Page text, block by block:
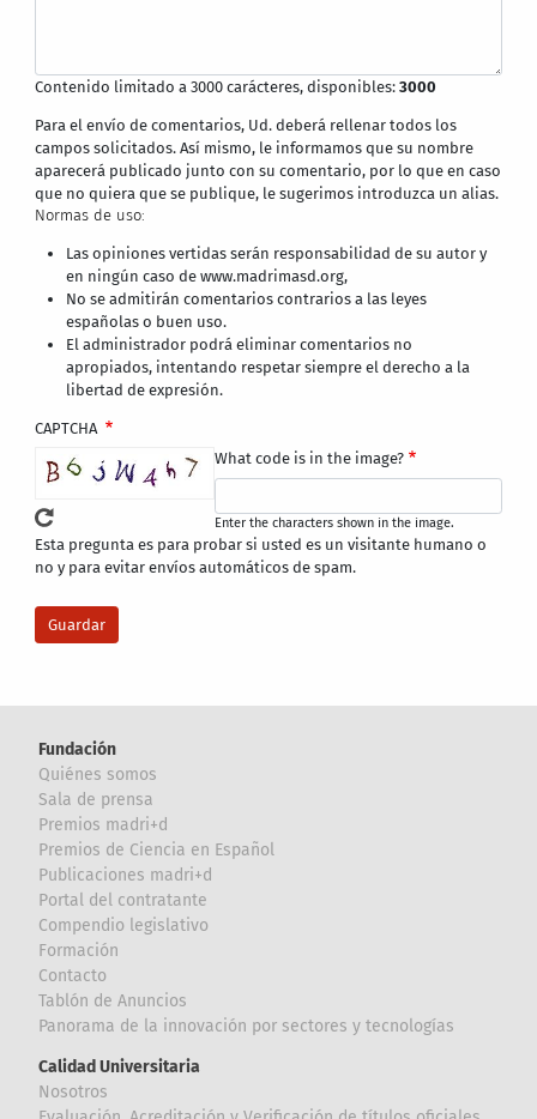
Contenido limitado a 3000 carácteres, disponibles:3000
Para el envío de comentarios, Ud. deberá rellenar todos los
campos solicitados. Así mismo, le informamos que su nombre
aparecerá publicado junto con su comentario, por lo que en caso
que no quiera que se publique, le sugerimos introduzca un alias.
Normas de uso:
Las opiniones vertidas serán responsabilidad de su autor y
en ningún caso de www.madrimasd.org,
No se admitirán comentarios contrarios a las leyes
españolas o buen uso.
El administrador podrá eliminar comentarios no
apropiados, intentando respetar siempre el derecho a la
libertad de expresión.
CAPTCHA
What code is in the image?
Enter the characters shown in the image.
Esta pregunta es para probar si usted es un visitante humano o
no y para evitar envíos automáticos de spam.
Fundación
Quiénes somos
Sala de prensa
Premios madri+d
Premios de Ciencia en Español
Publicaciones madri+d
Portal del contratante
Compendio legislativo
Formación
Contacto
Tablón de Anuncios
Panorama de la innovación por sectores y tecnologías
Calidad Universitaria
Nosotros